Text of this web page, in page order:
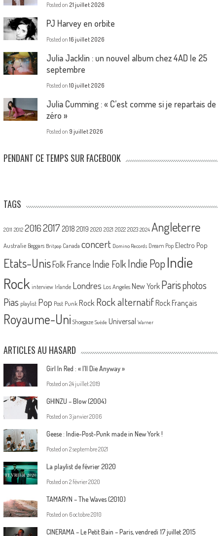
Posted on 21 juillet 2026
PJ Harvey en orbite
Posted on 16 juillet 2026
Julia Jacklin : un nouvel album chez 4AD le 25
septembre
Posted on 10 juillet 2026
Julia Cumming : « C’est comme si je repartais de
zéro »
Posted on 9 juillet 2026
PENDANT CE TEMPS SUR FACEBOOK
TAGS
2011 2012 20162017 2018 2019 2020 2021 2022 2023 2024 Angleterre
Australie Beggars Britpop Canada concert Domino Records Dream Pop Electro Pop
Etats-UnisFolk France Indie Folk Indie PopIndie
Rock interview Irlande Londres Los Angeles New York Parisphotos
Pias playlist Pop Post Punk Rock Rock alternatif Rock Français
Royaume-Uni Shoegaze Suède Universal Warner
ARTICLES AU HASARD
Girl In Red : « I’ll Die Anyway »
Posted on 24 juillet 2019
GHINZU – Blow (2004)
Posted on 3 janvier 2006
Geese : Indie-Post-Punk made in New York !
Posted on 2 septembre 2021
La playlist de février 2020
Posted on 2 février 2020
TAMARYN – The Waves (2010)
Posted on 6 octobre 2010
CINERAMA – Le Petit Bain – Paris, vendredi 17 juillet 2015